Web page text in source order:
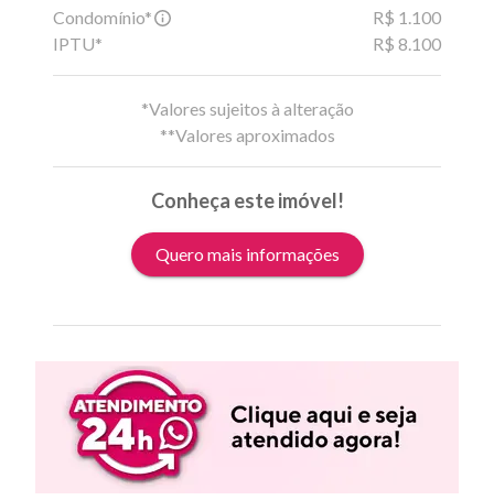
Condomínio*
R$ 1.100
IPTU*
R$ 8.100
*Valores sujeitos à alteração
**Valores aproximados
Conheça este imóvel!
Quero mais informações